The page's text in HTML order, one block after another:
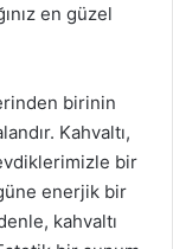
en güzel
birinin
Kahvaltı,
bir
enerjik bir
kahvaltı